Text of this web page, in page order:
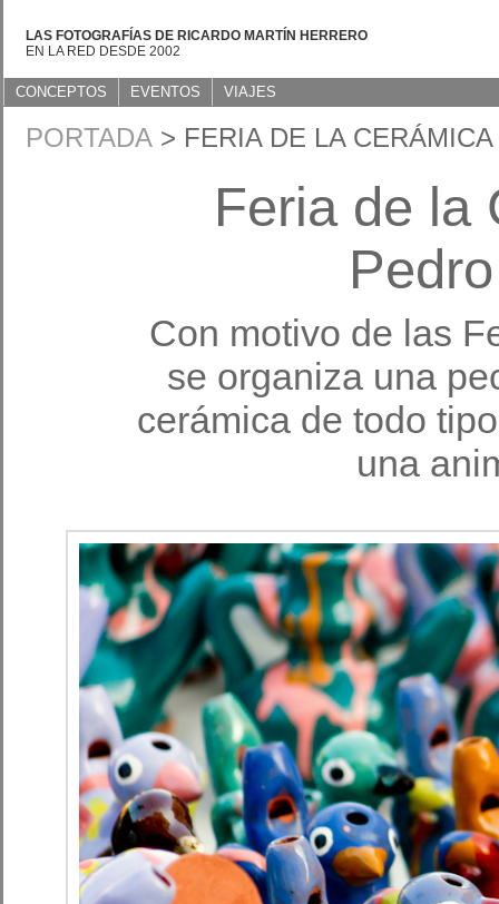
LAS FOTOGRAFÍAS DE RICARDO MARTÍN HERRERO
EN LA RED DESDE 2002
CONCEPTOS EVENTOS VIAJES
PORTADA > FERIA DE LA
Feria de la
Con motivo de las
se organiza una
cerámica de todo
una